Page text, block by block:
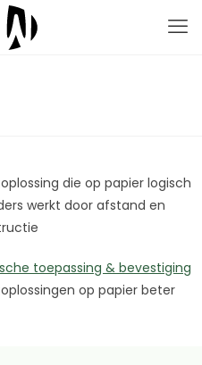
toepassing & bevestiging
op papier beter